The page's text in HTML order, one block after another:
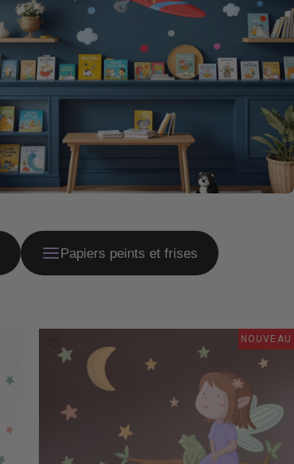
Papiers peints et frises
NOUVEAU